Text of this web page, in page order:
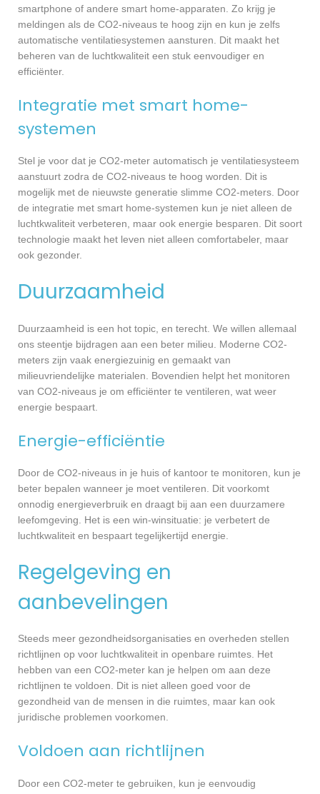
smartphone of andere smart home-apparaten. Zo krijg je
meldingen als de CO2-niveaus te hoog zijn en kun je zelfs
automatische ventilatiesystemen aansturen. Dit maakt het
beheren van de luchtkwaliteit een stuk eenvoudiger en
efficiënter.
Integratie met smart home-
systemen
Stel je voor dat je CO2-meter automatisch je ventilatiesysteem
aanstuurt zodra de CO2-niveaus te hoog worden. Dit is
mogelijk met de nieuwste generatie slimme CO2-meters. Door
de integratie met smart home-systemen kun je niet alleen de
luchtkwaliteit verbeteren, maar ook energie besparen. Dit soort
technologie maakt het leven niet alleen comfortabeler, maar
ook gezonder.
Duurzaamheid
Duurzaamheid is een hot topic, en terecht. We willen allemaal
ons steentje bijdragen aan een beter milieu. Moderne CO2-
meters zijn vaak energiezuinig en gemaakt van
milieuvriendelijke materialen. Bovendien helpt het monitoren
van CO2-niveaus je om efficiënter te ventileren, wat weer
energie bespaart.
Energie-efficiëntie
Door de CO2-niveaus in je huis of kantoor te monitoren, kun je
beter bepalen wanneer je moet ventileren. Dit voorkomt
onnodig energieverbruik en draagt bij aan een duurzamere
leefomgeving. Het is een win-winsituatie: je verbetert de
luchtkwaliteit en bespaart tegelijkertijd energie.
Regelgeving en
aanbevelingen
Steeds meer gezondheidsorganisaties en overheden stellen
richtlijnen op voor luchtkwaliteit in openbare ruimtes. Het
hebben van een CO2-meter kan je helpen om aan deze
richtlijnen te voldoen. Dit is niet alleen goed voor de
gezondheid van de mensen in die ruimtes, maar kan ook
juridische problemen voorkomen.
Voldoen aan richtlijnen
Door een CO2-meter te gebruiken, kun je eenvoudig